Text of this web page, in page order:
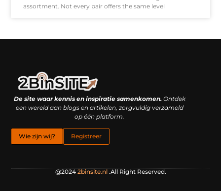
assortment. Not every pair offers the same level
De site waar kennis en inspiratie samenkomen.Ontdek
een wereld aan blogs en artikelen, zorgvuldig verzameld
op één platform.
Wie zijn wij? Registreer
@2024 2binsite.nl.All Right Reserved.